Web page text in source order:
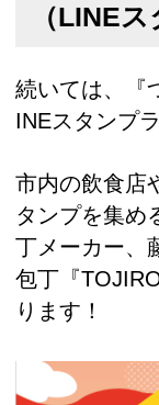
（LINE
続いては、『
INEスタンプ
市内の飲食店
タンプを集め
丁メーカー、
包丁『
ります！